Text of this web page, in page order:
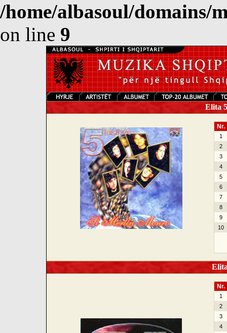
/home/albasoul/domains/
on line 9
Elita
Nr.
1
2
3
4
5
6
7
8
9
10
Nr.
1
2
3
4